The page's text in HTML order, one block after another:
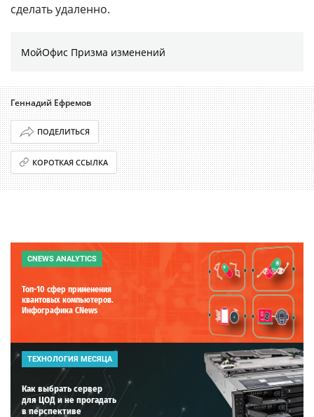
сделать удаленно.
МойОфис Призма изменений
Геннадий Ефремов
ПОДЕЛИТЬСЯ
КОРОТКАЯ ССЫЛКА
CNEWS ANALYTICS
Топ-10 сфер применения
квантовых компьютеров.
Инфографика CNews
ТЕХНОЛОГИЯ МЕСЯЦА
Как выбрать сервер
для ЦОД и не прогадать
в перспективе